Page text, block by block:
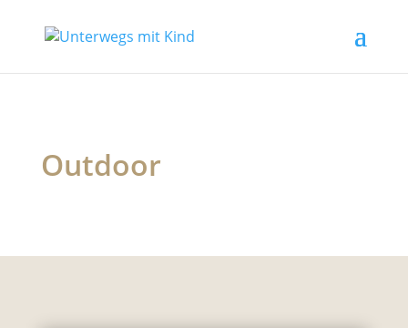
Outdoor